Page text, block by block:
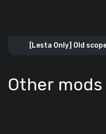
[Lesta Only] Old
Other mods